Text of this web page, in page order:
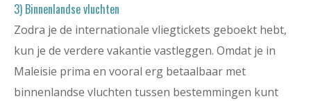
3) Binnenlandse vluchten
Zodra je de internationale vliegtickets geboekt hebt,
kun je de verdere vakantie vastleggen. Omdat je in
Maleisie prima en vooral erg betaalbaar met
binnenlandse vluchten tussen bestemmingen kunt